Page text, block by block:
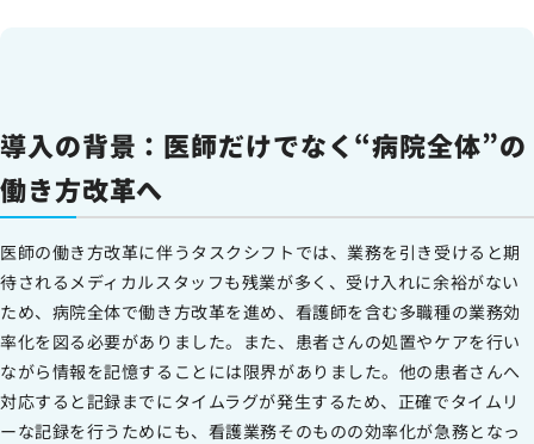
導入の背景：医師だけでなく“病院全体”の
働き方改革へ
医師の働き方改革に伴うタスクシフトでは、業務を引き受けると期
待されるメディカルスタッフも残業が多く、受け入れに余裕がない
ため、病院全体で働き方改革を進め、看護師を含む多職種の業務効
率化を図る必要がありました。また、患者さんの処置やケアを行い
ながら情報を記憶することには限界がありました。他の患者さんへ
対応すると記録までにタイムラグが発生するため、正確でタイムリ
ーな記録を行うためにも、看護業務そのものの効率化が急務となっ